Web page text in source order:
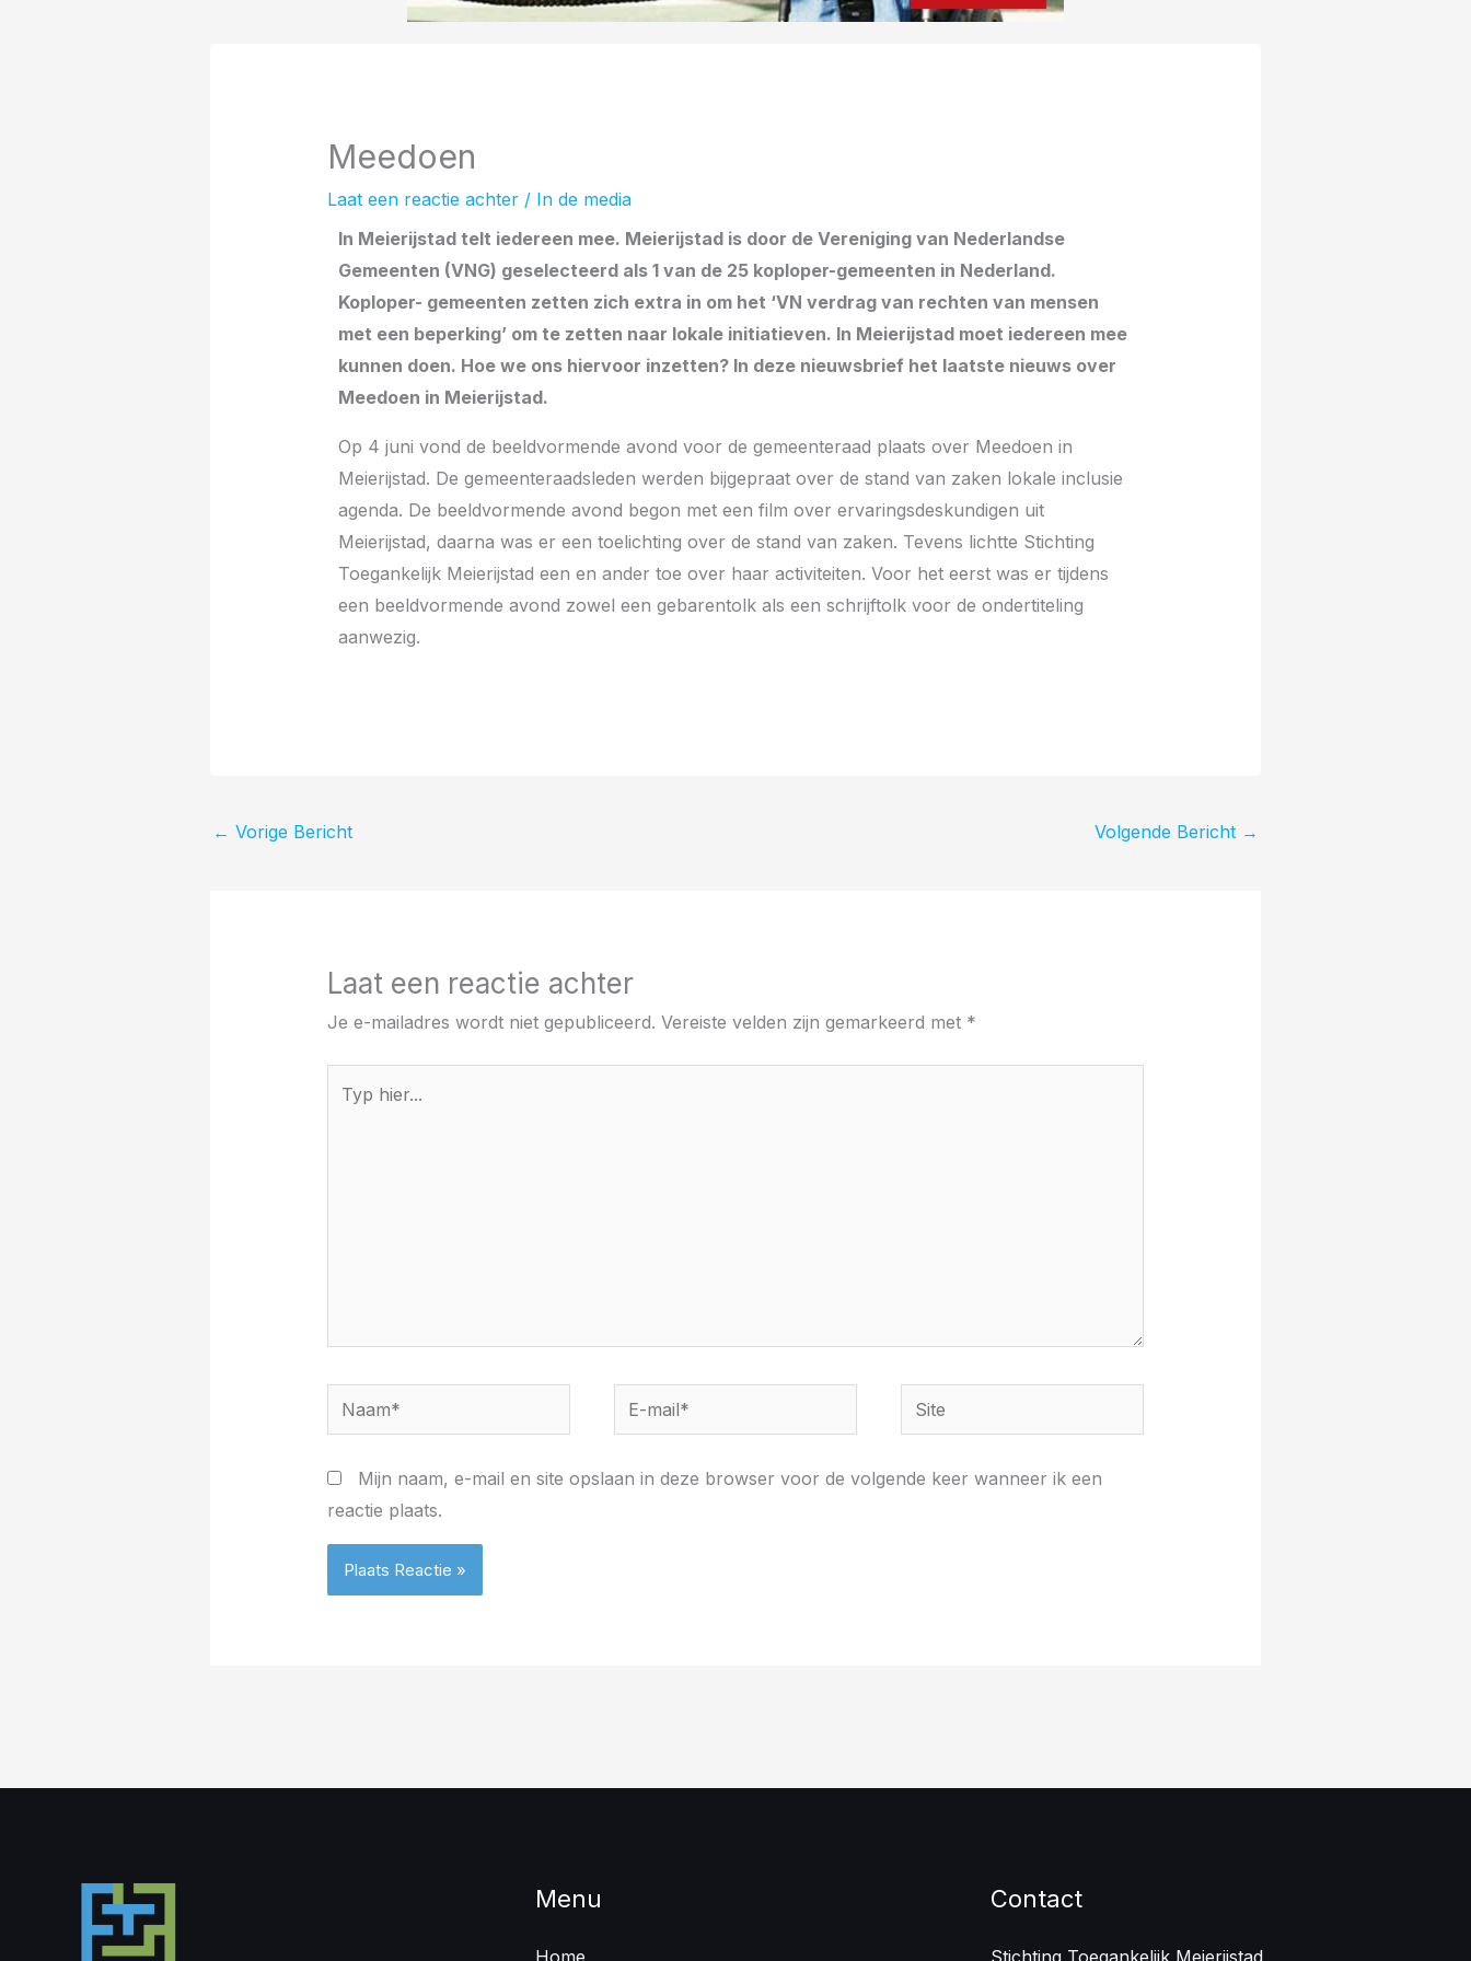
Meedoen
Laat een reactie achter / In de media
In Meierijstad telt iedereen mee. Meierijstad is door de Vereniging van Nederlandse
Gemeenten (VNG) geselecteerd als 1 van de 25 koploper-gemeenten in Nederland.
Koploper- gemeenten zetten zich extra in om het ‘VN verdrag van rechten van mensen
met een beperking’ om te zetten naar lokale initiatieven. In Meierijstad moet iedereen mee
kunnen doen. Hoe we ons hiervoor inzetten? In deze nieuwsbrief het laatste nieuws over
Meedoen in Meierijstad.
Op 4 juni vond de beeldvormende avond voor de gemeenteraad plaats over Meedoen in
Meierijstad. De gemeenteraadsleden werden bijgepraat over de stand van zaken lokale inclusie
agenda. De beeldvormende avond begon met een film over ervaringsdeskundigen uit
Meierijstad, daarna was er een toelichting over de stand van zaken. Tevens lichtte Stichting
Toegankelijk Meierijstad een en ander toe over haar activiteiten. Voor het eerst was er tijdens
een beeldvormende avond zowel een gebarentolk als een schrijftolk voor de ondertiteling
aanwezig.
← Vorige Bericht Volgende Bericht →
Laat een reactie achter
Je e-mailadres wordt niet gepubliceerd. Vereiste velden zijn gemarkeerd met *
hier...
Naam*
E-
mail*
Site
Mijn naam, e-mail en site opslaan in deze browser voor de volgende keer wanneer ik een
reactie plaats.
Menu
Home
Contact
Stichting Toegankelijk Meierijstad